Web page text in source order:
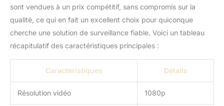
naviguer et de contrôler
permettront de
configurer et de lire en
un rien de temps, adapté
sangles de montage et
fixée dans différents
sont vendues à un prix compétitif, sans compromis sur la
qualité, ce qui en fait un excellent choix pour quiconque
cherche une solution de surveillance fiable. Voici un tableau
récapitulatif des caractéristiques principales :
Caractéristiques Détails
Résolution vidéo 1080p